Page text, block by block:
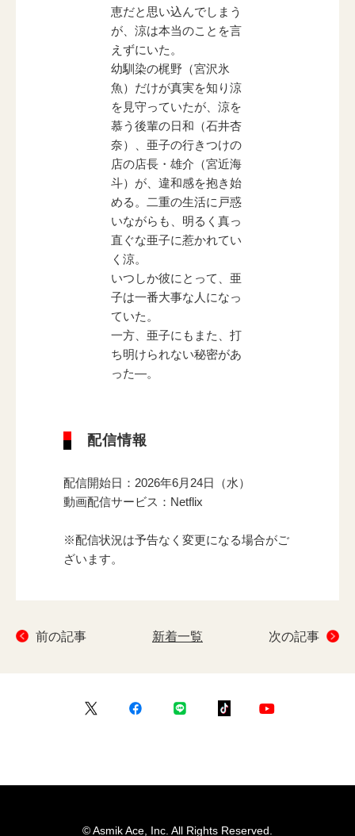
恵だと思い込んでしまう
が、涼は本当のことを言
えずにいた。
幼馴染の梶野（宮沢氷
魚）だけが真実を知り涼
を見守っていたが、涼を
慕う後輩の日和（石井杏
奈）、亜子の行きつけの
店の店長・雄介（宮近海
斗）が、違和感を抱き始
める。二重の生活に戸惑
いながらも、明るく真っ
直ぐな亜子に惹かれてい
く涼。
いつしか彼にとって、亜
子は一番大事な人になっ
ていた。
一方、亜子にもまた、打
ち明けられない秘密があ
った―。
配信情報
配信開始日：2026年6月24日（水）
動画配信サービス：Netflix
※配信状況は予告なく変更になる場合がご
ざいます。
前の記事 新着一覧 次の記事
© Asmik Ace, Inc. All Rights Reserved.